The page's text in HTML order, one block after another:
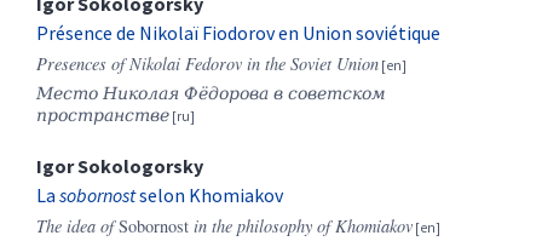
Présence de Nikolaï Fiodorov en Union soviétique
Presences of Nikolai Fedorov in the Soviet Union
Место Николая Фёдорова в советском
пространстве
IgorSokologorsky
La sobornostselon Khomiakov
The idea ofSobornost in the philosophy of Khomiakov